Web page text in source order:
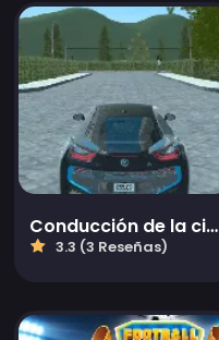
Conducción de la ciudad EVO
3.3 (3 Reseñas)